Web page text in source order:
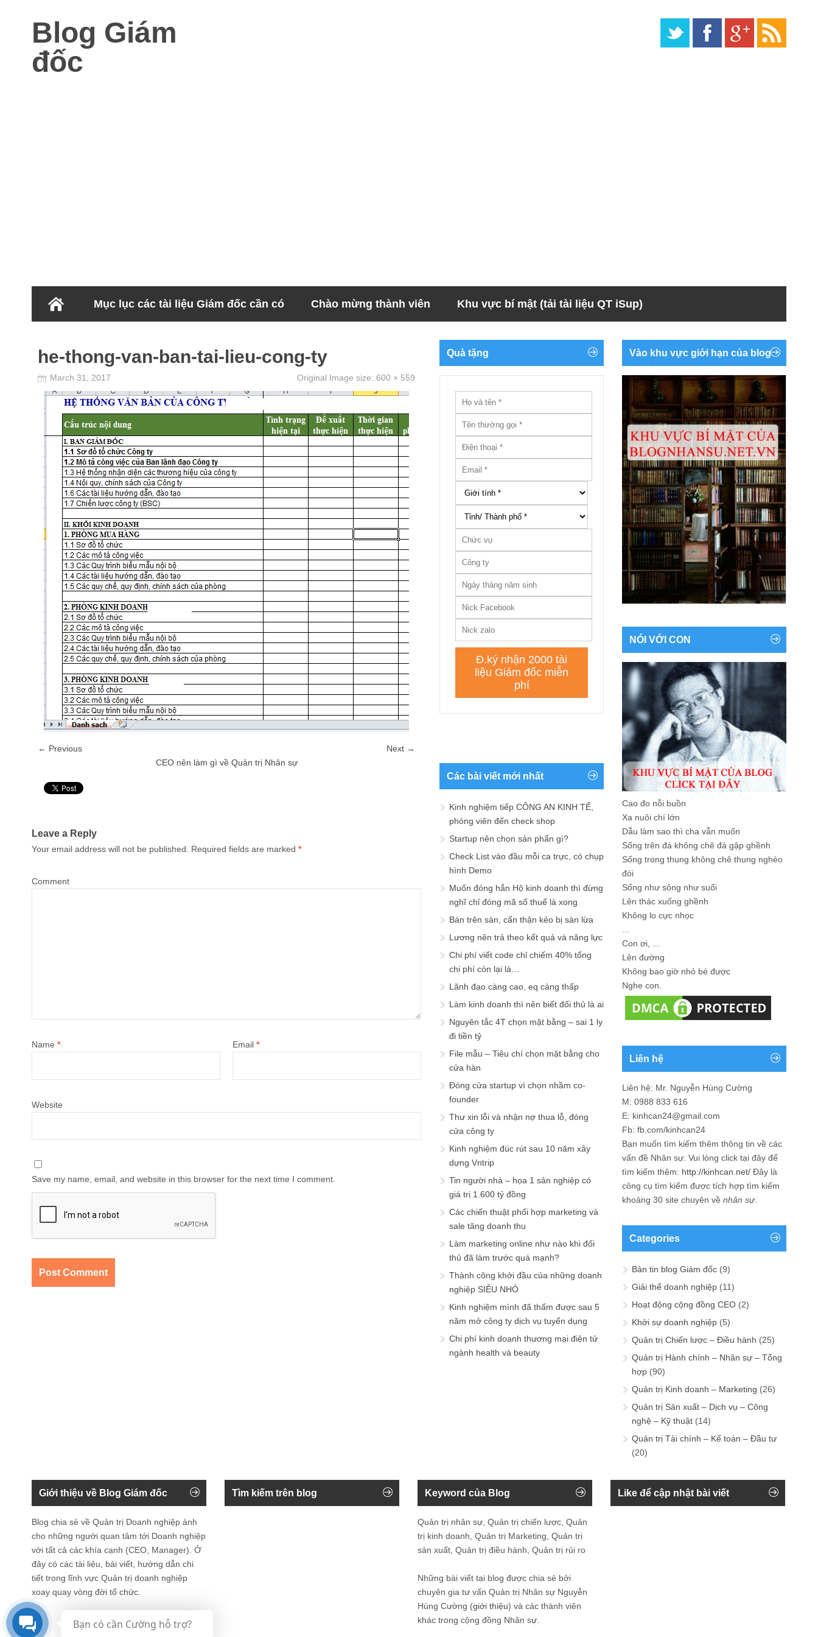
Blog Giám
đốc
Mục lục các tài liệu Giám đốc cần có Chào mừng thành viên Khu vực bí mật (tải tài liệu QT iSup)
he-thong-van-ban-tai-lieu-cong-ty
March 31, 2017 Original Image size: 600 × 559
← Previous
Next →
CEO nên làm gì về Quản trị Nhân sự
Leave a Reply
Your email address will not be published. Required fields are marked *
Comment
Name * Email *
Website
Save my name, email, and website in this browser for the next time I comment.
Quà tặng
Các bài viết mới nhất
Kinh nghiệm tiếp CÔNG AN KINH TẾ,
phóng viên đến check shop
Startup nên chọn sản phẩn gì?
Check List vào đầu mỗi ca trực, có chụp
hình Demo
Muốn đóng hẳn Hộ kinh doanh thì đừng
nghĩ chỉ đóng mã số thuế là xong
Bán trên sàn, cẩn thận kẻo bị sàn lừa
Lương nên trả theo kết quả và năng lực
Chi phí viết code chỉ chiếm 40% tổng
chi phí còn lại là…
Lãnh đạo càng cao, eq càng thấp
Làm kinh doanh thì nên biết đối thủ là ai
Nguyên tắc 4T chọn mặt bằng – sai 1 ly
đi tiền tỷ
File mẫu – Tiêu chí chọn mặt bằng cho
cửa hàn
Đóng cửa startup vì chọn nhầm co-
founder
Thư xin lỗi và nhận nợ thua lỗ, đóng
cửa công ty
Kinh nghiệm đúc rút sau 10 năm xây
dựng Vntrip
Tin người nhà – họa 1 sản nghiệp có
giá trị 1.600 tỷ đồng
Các chiến thuật phối hợp marketing và
sale tăng doanh thu
Làm marketing online như nào khi đối
thủ đã làm trước quá mạnh?
Thành công khởi đầu của những doanh
nghiệp SIÊU NHỎ
Kinh nghiệm mình đã thấm được sau 5
năm mở công ty dịch vụ tuyển dụng
Chi phí kinh doanh thương mại điện tử
ngành health và beauty
Vào khu vực giới hạn của blog
NÓI VỚI CON
Cao đo nỗi buồn
Xa nuôi chí lớn
Dẫu làm sao thì cha vẫn muốn
Sống trên đá không chê đá gập ghềnh
Sống trong thung không chê thung nghèo
đói
Sống như sông như suối
Lên thác xuống ghềnh
Không lo cực nhọc
Con ơi, ...
Lên đường
Không bao giờ nhỏ bé được
Nghe con.
Liên hệ
Liên hệ: Mr. Nguyễn Hùng Cường
M: 0988 833 616
E: kinhcan24@gmail.com
Fb: fb.com/kinhcan24
Bạn muốn tìm kiếm thêm thông tin về các
vấn đề Nhân sự . Vui lòng click tại đây để
tìm kiếm thêm: http://kinhcan.net/ Đây là
công cụ tìm kiếm được tích hợp tìm kiếm
khoảng 30 site chuyên về nhân sự.
Categories
Bản tin blog Giám đốc (9)
Giải thể doanh nghiệp (11)
Hoạt động cộng đồng CEO (2)
Khởi sự doanh nghiệp (5)
Quản trị Chiến lược – Điều hành (25)
Quản trị Hành chính – Nhân sự – Tổng
hợp (90)
Quản trị Kinh doanh – Marketing (26)
Quản trị Sản xuất – Dịch vụ – Công
nghệ – Kỹ thuật (14)
Quản trị Tài chính – Kế toán – Đầu tư
(20)
Giới thiệu về Blog Giám đốc
Blog chia sẻ về Quản trị Doanh nghiệp ành
cho những người quan tâm tới Doanh nghiệp
với tất cả các khía cạnh (CEO, Manager). Ở
đây có các tài liệu, bài viết, hướng dẫn chi
tiết trong lĩnh vực Quản trị doanh nghiệp
xoay quay vòng đời tổ chức.
Tìm kiếm trên blog Keyword của Blog
Quản trị nhân sự, Quản trị chiến lược, Quản
trị kinh doanh, Quản trị Marketing, Quản trị
sản xuất, Quản trị điều hành, Quản trị rủi ro
Những bài viết tại blog được chia sẻ bởi
chuyên gia tư vấn Quản trị Nhân sự Nguyễn
Hùng Cường (giới thiệu) và các thành viên
khác trong cộng đồng Nhân sự.
Like để cập nhật bài viết
Bạn có cần Cường hỗ trợ?